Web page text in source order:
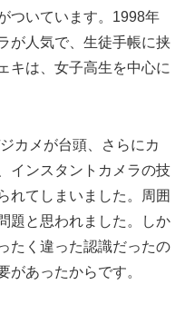
ついています。1998年
が人気で、生徒手帳に挟
キは、女子高生を中心に
カメが台頭、さらにカ
インスタントカメラの技
れてしまいました。周囲
題と思われました。しか
たく違った認識だったの
があったからです。